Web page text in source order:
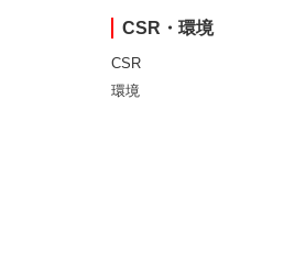
CSR・環境
CSR
環境